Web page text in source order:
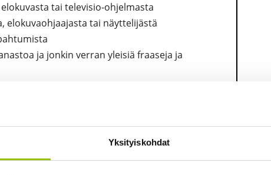
Yksityiskohdat
tai televisio-ohjelmasta
elokuvaohjaajasta tai näyttelijästä
ja jonkin verran yleisiä fraaseja ja
tekstejä
uutistekstistä
puheesta, joka käsittelee